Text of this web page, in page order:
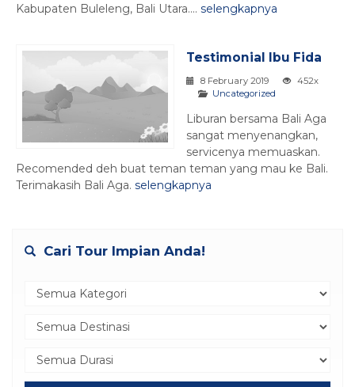
Kabupaten Buleleng, Bali Utara.... selengkapnya
Testimonial Ibu Fida
8 February 2019
452x
Uncategorized
Liburan bersama Bali Aga
sangat menyenangkan,
servicenya memuaskan.
Recomended deh buat teman teman yang mau ke Bali.
Terimakasih Bali Aga. selengkapnya
Cari Tour Impian Anda!